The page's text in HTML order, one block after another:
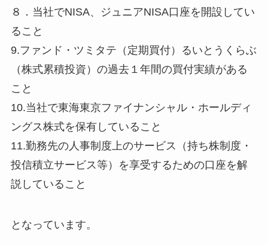
８．当社でNISA、ジュニアNISA口座を開設してい
ること
9.ファンド・ツミタテ（定期買付）るいとうくらぶ
（株式累積投資）の過去１年間の買付実績がある
こと
10.当社で東海東京ファイナンシャル・ホールディ
ングス株式を保有していること
11.勤務先の人事制度上のサービス（持ち株制度・
投信積立サービス等）を享受するための口座を解
説していること
となっています。